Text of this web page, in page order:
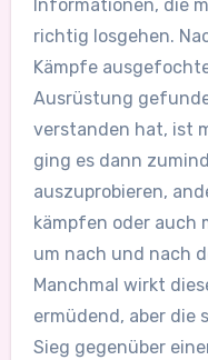
Informationen, die
richtig losgehen.
Kämpfe
Ausrüstung
verstanden hat, ist
ging es dann
auszuprobieren,
kämpfen oder auch
um nach und nach
Manchmal wirkt
ermüdend, aber die
Sieg gegenüber